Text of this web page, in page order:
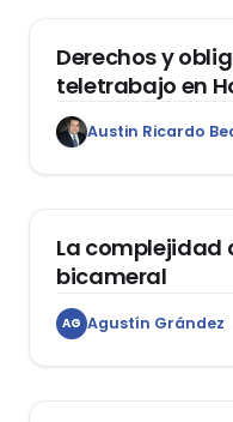
Derechos y
teletrabajo en
La complejidad
bicameral
AG Agustín Grández